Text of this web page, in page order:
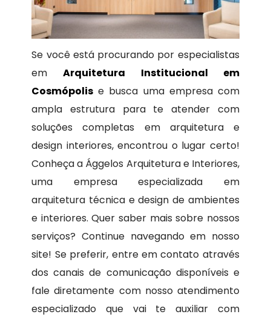
Se você está procurando por especialistas
emArquitetura Institucional em
Cosmópolis e busca uma empresa com
ampla estrutura para te atender com
soluções completas em arquitetura e
design interiores, encontrou o lugar certo!
Conheça a Ággelos Arquitetura e Interiores,
uma empresa especializada em
arquitetura técnica e design de ambientes
e interiores. Quer saber mais sobre nossos
serviços? Continue navegando em nosso
site! Se preferir, entre em contato através
dos canais de comunicação disponíveis e
fale diretamente com nosso atendimento
especializado que vai te auxiliar com